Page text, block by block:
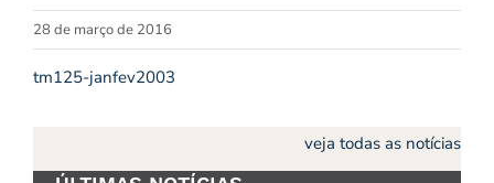
28 de março de 2016
tm125-janfev2003
veja todas as notícias